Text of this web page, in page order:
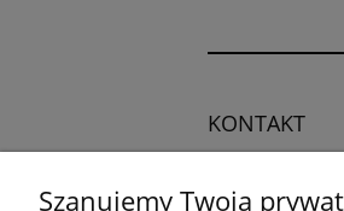
KONTAKT
Szanujemy Twoją